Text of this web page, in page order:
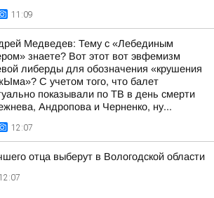
11:09
Медведев: Тему с «Лебединым
знаете? Вот этот вот эвфемизм
либерды для обозначения «крушения
С учетом того, что балет
показывали по ТВ в день смерти
Андропова и Черненко, ну...
12:07
отца выберут в Вологодской области
12:07